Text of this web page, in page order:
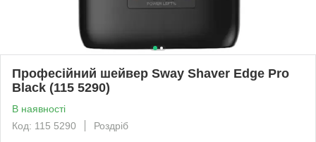
Професійний шейвер Sway Shaver Edge Pro
Black (115 5290)
В наявності
Код: 115 5290
Роздріб